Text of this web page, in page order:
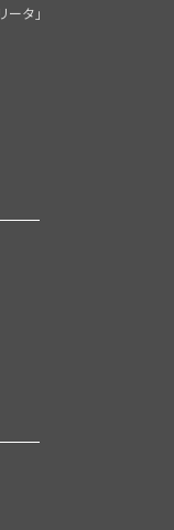
タ」